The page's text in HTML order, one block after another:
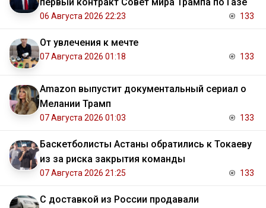
первый контракт Совет мира Трампа по Газе
06 Августа 2026 22:23 133
От увлечения к мечте
07 Августа 2026 01:18 133
Amazon выпустит документальный сериал о
Мелании Трамп
07 Августа 2026 01:03 133
Баскетболисты Астаны обратились к Токаеву
из за риска закрытия команды
07 Августа 2026 21:25 133
С доставкой из России продавали